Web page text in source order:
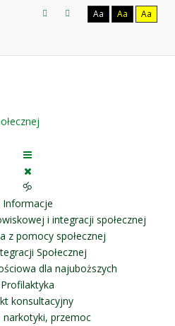
Aa Aa Aa
🝰
Informacje
i integracji społecznej
z pomocy społecznej
Społecznej
dla najuboższych
Profilaktyka
konsultacyjny
narkotyki, przemoc